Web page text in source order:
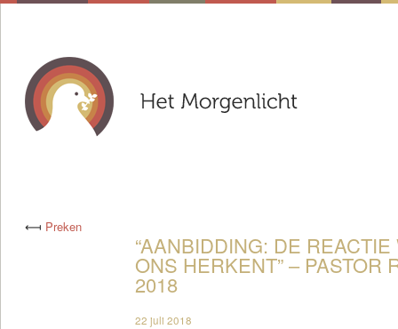
⟻ Preken
“AANBIDDING: DE
ONS HERKENT” – PASTOR
2018
22 juli 2018